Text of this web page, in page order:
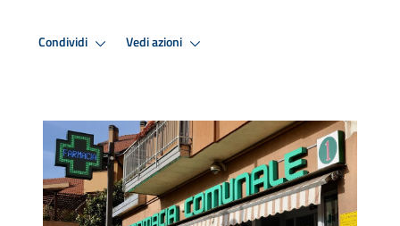
Condividi Vedi azioni